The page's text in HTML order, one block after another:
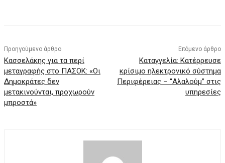
Προηγούμενο άρθρο
Κασσελάκης για τα περί
μεταγραφής στο ΠΑΣΟΚ: «Οι
Δημοκράτες δεν
μετακινούνται, προχωρούν
μπροστά»
Επόμενο άρθρο
Καταγγελία: Κατέρρευσε
κρίσιμο ηλεκτρονικό σύστημα
Περιφέρειας – “Αλαλούμ” στις
υπηρεσίες